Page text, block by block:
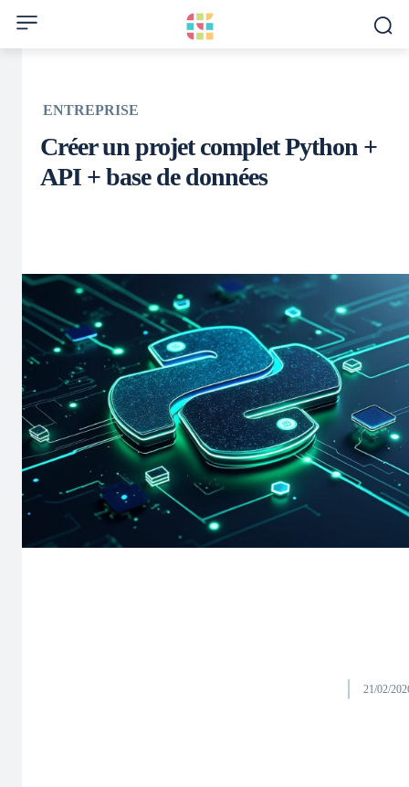
ENTREPRISE
Créer un projet complet Python +
API + base de données
21/02/